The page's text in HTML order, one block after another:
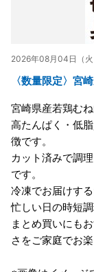
2026年08月04日（
〈数量限定〉宮
宮崎県産若鶏む
高たんぱく・低
徴です。
カット済みで調
です。
冷凍でお届けす
忙しい日の時短調
まとめ買いにも
さをご家庭でお